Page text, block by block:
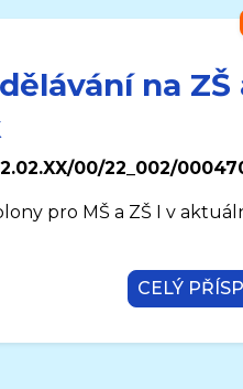
na ZŠ
00/22_002/
pro MŠ a ZŠ I v
CELÝ